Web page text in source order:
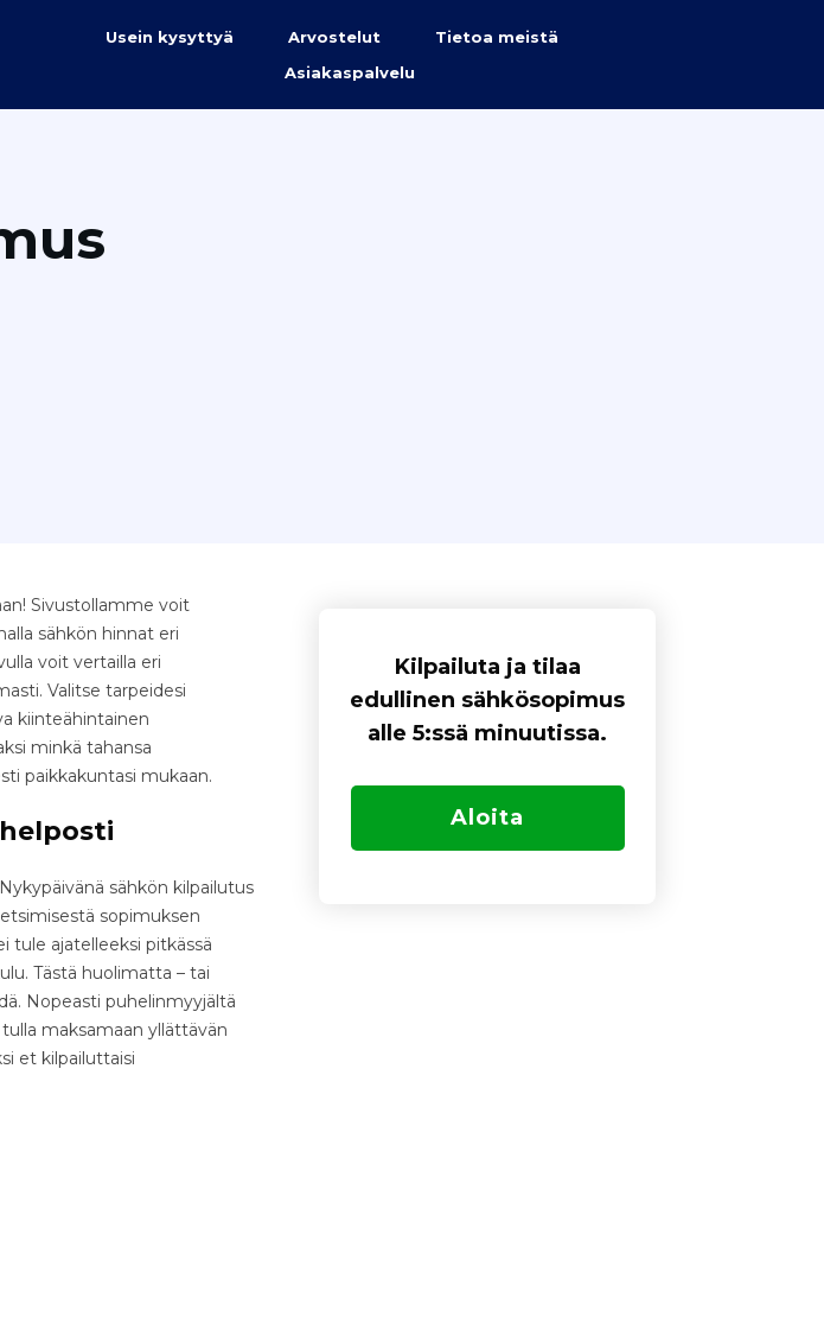
Usein kysyttyä Arvostelut
Tietoa meistä
Asiakaspalvelu
Sivustollamme voit
sähkön hinnat eri
voit vertailla eri
Valitse tarpeidesi
kiinteähintainen
minkä tahansa
paikkakuntasi mukaan.
sähkön kilpailutus
sopimuksen
tule ajatelleeksi pitkässä
Tästä huolimatta – tai
Nopeasti puhelinmyyjältä
maksamaan yllättävän
et kilpailuttaisi
Kilpailuta ja tilaa
edullinen sähkösopimus
alle 5:ssä minuutissa.
Aloita